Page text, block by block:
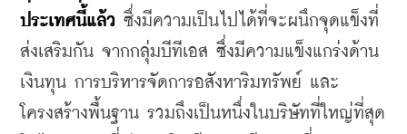
ประเทศนี้แล้ว ซึ่งมีความเป็นไปได้ที่จะผนึกจุดแข็งที่
ส่งเสริมกัน จากกลุ่มบีทีเอส ซึ่งมีความแข็งแกร่งด้าน
เงินทุน การบริหารจัดการอสังหาริมทรัพย์ และ
โครงสร้างพื้นฐาน รวมถึงเป็นหนึ่งในบริษัทที่ใหญ่ที่สุด